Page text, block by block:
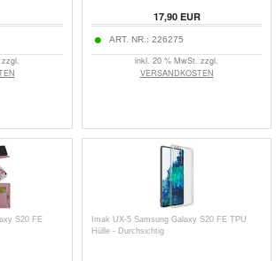
17,90EUR
ART. NR.: 226275
inkl. 20 % MwSt. zzgl.
VERSANDKOSTEN
S20 FE
Imak UX-5 Samsung Galaxy S20 FE TPU
Hülle - Durchsichtig